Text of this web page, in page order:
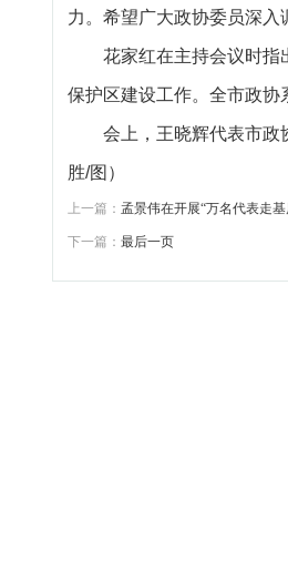
力。希望广大政协委员深入
花家红在主持会议时指
保护区建设工作。全市政协
会上，王晓辉代表市政
胜/图）
上一篇： 孟景伟在开展“万名代表走
下一篇： 最后一页